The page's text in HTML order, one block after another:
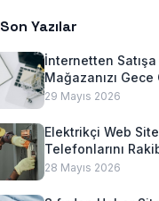
Son Yazılar
İnternetten
Mağazanızı Gece
29 Mayıs 2026
Elektrikçi Web
Telefonlarını
28 Mayıs 2026